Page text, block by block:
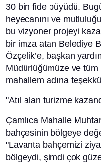
30 bin fide büyüdü.
heyecanını ve
bu vizyoner projeyi
bir imza atan Belediye
Özçelik’e, başkan
Müdürlüğümüze ve tüm
mahallem adına
"Atıl alan turizme
Çamlıca Mahalle
bahçesinin bölgeye
"Lavanta bahçemizi
bölgeydi, şimdi çok